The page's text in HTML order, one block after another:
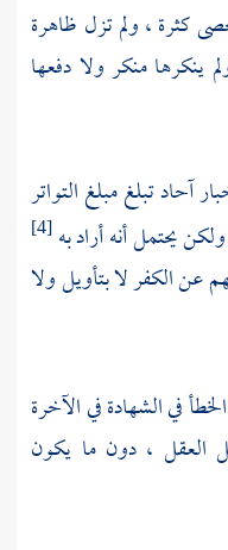
كثرة ، ولم تزل ظاهرة
ينكرها منكر ولا دفعها
آحاد تبلغ مبلغ التواتر
يحتمل أنه أراد به [4]
عن الكفر لا بتأويل ولا
في الشهادة في الآخرة
العقل ، دون ما يكون